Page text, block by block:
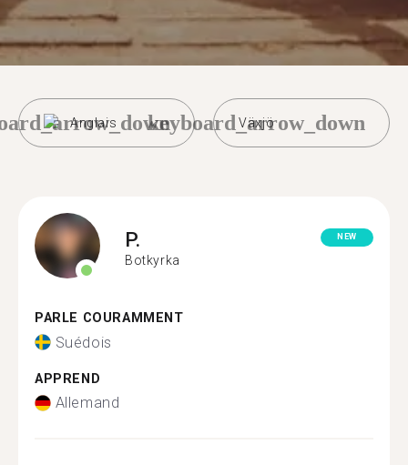
Anglais Växjö
keyboard_arrow_down
P.
Botkyrka
NEW
PARLE COURAMMENT
Suédois
APPREND
Allemand